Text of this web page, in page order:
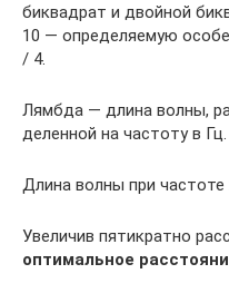
биквадрат и двойной
10 — определяемую
/ 4.
Лямбда — длина волны,
деленной на частоту в Гц.
Длина волны при частоте
Увеличив пятикратно
оптимальное